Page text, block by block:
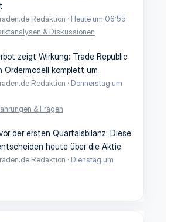
Redaktion
Heute um 06:55
& Diskussionen
zeigt Wirkung: Trade Republic
Ordermodell komplett um
Redaktion
Donnerstag um
& Fragen
der ersten Quartalsbilanz: Diese
heute über die Aktie
Redaktion
Dienstag um